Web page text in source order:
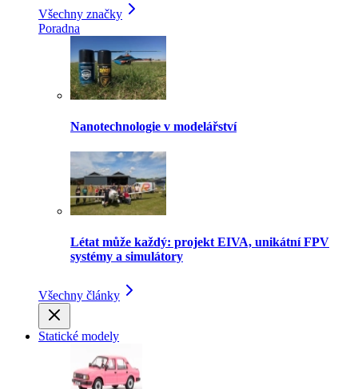
Všechny značky
Poradna
Nanotechnologie v modelářství
Létat může každý: projekt EIVA, unikátní FPV
systémy a simulátory
Všechny články
Statické modely